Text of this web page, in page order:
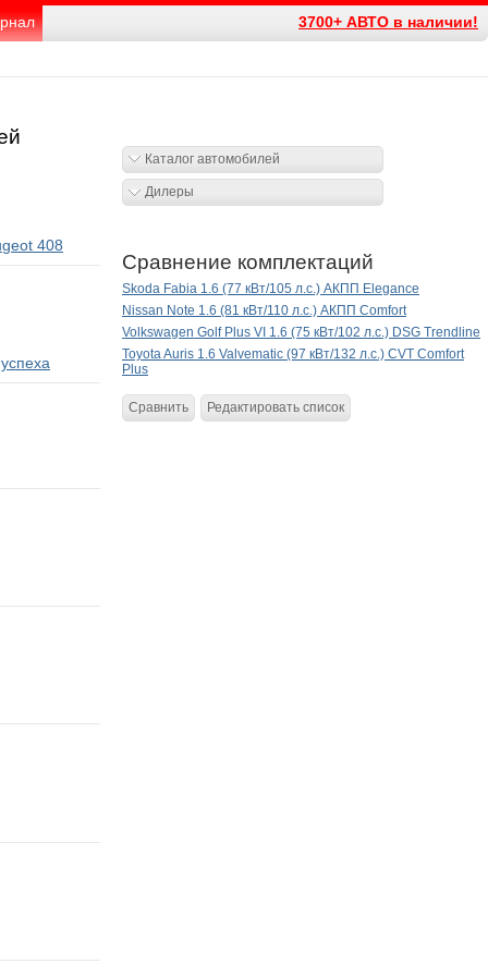
3700+ АВТО в наличии!
408
Каталог автомобилей
Дилеры
Сравнение комплектаций
Skoda Fabia 1.6 (77 кВт/105 л.с.) АКПП Elegance
Nissan Note 1.6 (81 кВт/110 л.с.) АКПП Comfort
Volkswagen Golf Plus VI 1.6 (75 кВт/102 л.с.) DSG Trendline
Toyota Auris 1.6 Valvematic (97 кВт/132 л.с.) CVT Comfort
Plus
Сравнить Редактировать список